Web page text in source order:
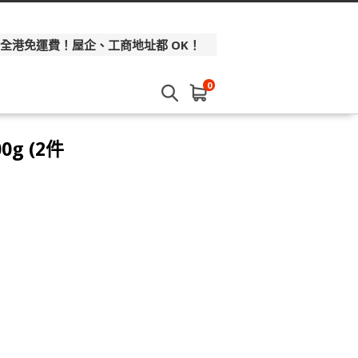
港免運費！屋企、工商地址都 OK！
0
(2件